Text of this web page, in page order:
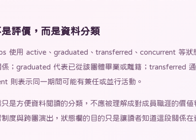
評價，而是資料分類
使用 active、graduated、transferred、concurrent 等狀
係；graduated 代表已從該團體畢業或離籍；transferred
則表示同一期間可能有兼任或並行活動。
只是方便資料閱讀的分類，不應被理解成對成員職涯的價
度與跨團演出，狀態欄的目的只是讓讀者知道這段關係在